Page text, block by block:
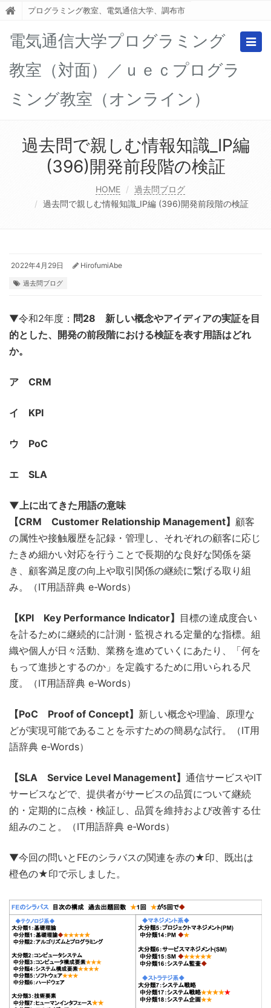
プログラミング教室、電気通信大学、調布市
電気通信大学プログラミング
教室（対面）／ｕｅｃプログラ
ミング教室（オンライン）
過去問で親しむ情報知識_IP編
(396)開発前段階の検証
HOME
過去問ブログ
過去問で親しむ情報知識_IP編 (396)開発前段階の検証
2022年4月29日 HirofumiAbe
過去問ブログ
▼令和2年度： 問28 新しい概念やアイディアの実証を目
的とした、開発の前段階における検証を表す用語はどれ
か。
ア CRM
イ KPI
ウ PoC
エ SLA
▼上に出てきた用語の意味
【CRM Customer Relationship Management】 顧客
の属性や接触履歴を記録・管理し、それぞれの顧客に応じ
たきめ細かい対応を行うことで長期的な良好な関係を築
き、顧客満足度の向上や取引関係の継続に繋げる取り組
み。（IT用語辞典 e-Words）
【KPI Key Performance Indicator】 目標の達成度合い
を計るために継続的に計測・監視される定量的な指標。組
織や個人が日々活動、業務を進めていくにあたり、「何を
もって進捗とするのか」を定義するために用いられる尺
度。（IT用語辞典 e-Words）
【PoC Proof of Concept】 新しい概念や理論、原理な
どが実現可能であることを示すための簡易な試行。（IT用
語辞典 e-Words）
【SLA Service Level Management】 通信サービスやIT
サービスなどで、提供者がサービスの品質について継続
的・定期的に点検・検証し、品質を維持および改善する仕
組みのこと。（IT用語辞典 e-Words）
▼今回の問いとFEのシラバスの関連を赤の★印、既出は
橙色の★印で示しました。